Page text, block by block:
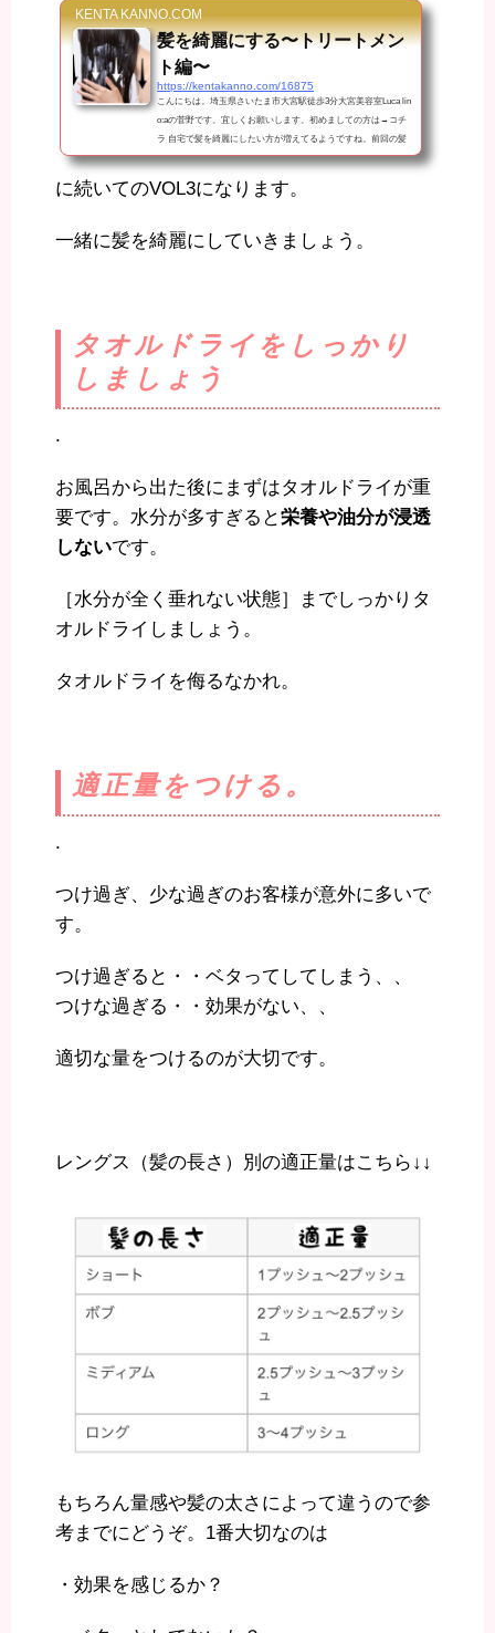
ょう。 シャンプーを適...
KENTA KANNO.COM
髪を綺麗にする〜トリートメン
ト編〜
https://kentakanno.com/16875
こんにちは。埼玉県さいたま市大宮駅徒歩3分大宮美容室Luca lin
o:aの菅野です。宜しくお願いします。初めましての方は→コチ
ラ 自宅で髪を綺麗にしたい方が増えてるようですね。前回の髪
を綺麗にする〜シャンプー編〜 に続いて今回は自宅でトリート
イスターの菅野さんがお答えします。では参りましょ〜！！ 自
ます。 ①トリートメントの付け方@ヘアケア〜トリートメント
編〜.シャンプー後、しっか...
に続いてのVOL3になります。
一緒に髪を綺麗にしていきましょう。
タオルドライをしっかり
しましょう
.
お風呂から出た後にまずはタオルドライが重
要です。水分が多すぎると栄養や油分が浸透
しないです。
［水分が全く垂れない状態］までしっかりタ
オルドライしましょう。
タオルドライを侮るなかれ。
適正量をつける。
.
つけ過ぎ、少な過ぎのお客様が意外に多いで
す。
つけ過ぎると・・ベタってしてしまう、、
つけな過ぎる・・効果がない、、
適切な量をつけるのが大切です。
レングス（髪の長さ）別の適正量はこちら↓↓
もちろん量感や髪の太さによって違うので参
考までにどうぞ。1番大切なのは
・効果を感じるか？